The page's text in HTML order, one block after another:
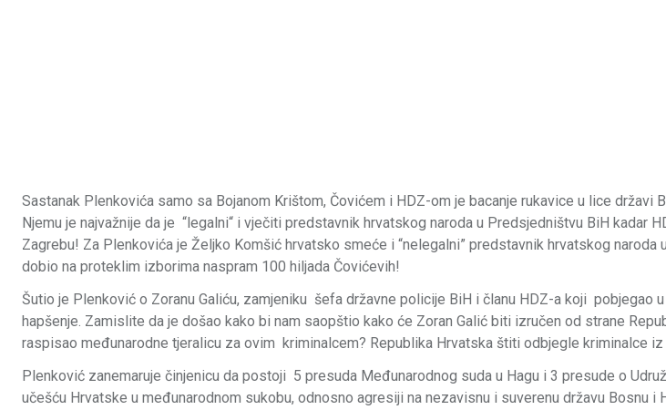
Sastanak Plenkovića samo sa Bojanom Krištom, Čovićem i HDZ-om je bacanje rukavice u lice državi
Njemu je najvažnije da je “legalni“ i vječiti predstavnik hrvatskog naroda u Predsjedništvu BiH kadar
Zagrebu! Za Plenkovića je Željko Komšić hrvatsko smeće i “nelegalni” predstavnik hrvatskog naroda
dobio na proteklim izborima naspram 100 hiljada Čovićevih!
Šutio je Plenković o Zoranu Galiću, zamjeniku šefa državne policije BiH i članu HDZ-a koji pobjegao
hapšenje. Zamislite da je došao kako bi nam saopštio kako će Zoran Galić biti izručen od strane
raspisao međunarodne tjeralicu za ovim kriminalcem? Republika Hrvatska štiti odbjegle kriminalce iz
Plenković zanemaruje činjenicu da postoji 5 presuda Međunarodnog suda u Hagu i 3 presude o
učešću Hrvatske u međunarodnom sukobu, odnosno agresiji na nezavisnu i suverenu državu Bosnu i